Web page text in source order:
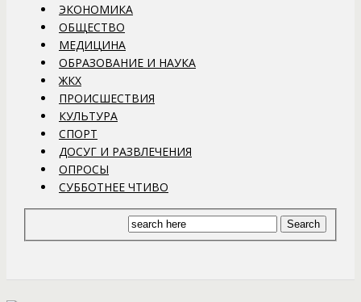
ЭКОНОМИКА
ОБЩЕСТВО
МЕДИЦИНА
ОБРАЗОВАНИЕ И НАУКА
ЖКХ
ПРОИСШЕСТВИЯ
КУЛЬТУРА
СПОРТ
ДОСУГ И РАЗВЛЕЧЕНИЯ
ОПРОСЫ
СУББОТНЕЕ ЧТИВО